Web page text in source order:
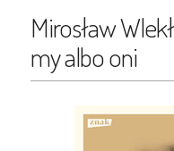
Mirosław
my albo oni